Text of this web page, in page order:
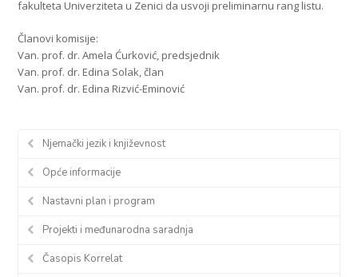
fakulteta Univerziteta u Zenici da usvoji preliminarnu rang listu.
Članovi komisije:
Van. prof. dr. Amela Ćurković, predsjednik
Van. prof. dr. Edina Solak, član
Van. prof. dr. Edina Rizvić-Eminović
Njemački jezik i književnost
Opće informacije
Nastavni plan i program
Projekti i međunarodna saradnja
Časopis Korrelat